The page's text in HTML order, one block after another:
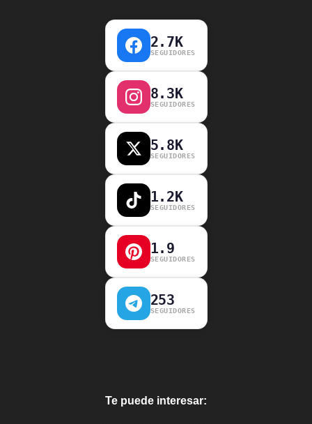
2.7K
SEGUIDORES
8.3K
SEGUIDORES
5.8K
SEGUIDORES
1.2K
SEGUIDORES
1.9
SEGUIDORES
253
SEGUIDORES
Te puede interesar: